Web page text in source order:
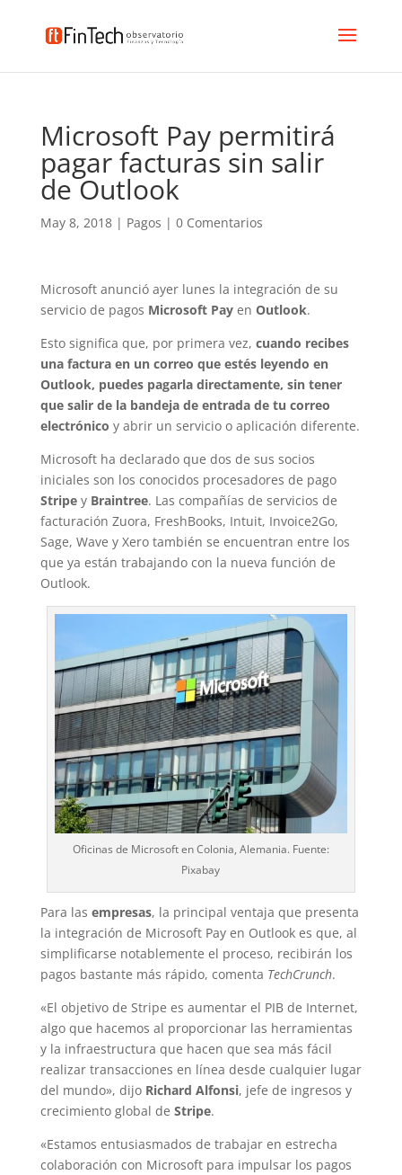
Microsoft Pay permitirá
pagar facturas sin salir
de Outlook
May 8, 2018| Pagos | 0 Comentarios
Microsoft anunció ayer lunes la integración de su
servicio de pagos Microsoft Payen Outlook.
Esto significa que, por primera vez, cuando recibes
una factura en un correo que estés leyendo en
Outlook, puedes pagarla directamente, sin tener
que salir de la bandeja de entrada de tu correo
electrónico y abrir un servicio o aplicación diferente.
Microsoft ha declarado que dos de sus socios
iniciales son los conocidos procesadores de pago
Stripey Braintree. Las compañías de servicios de
facturación Zuora, FreshBooks, Intuit, Invoice2Go,
Sage, Wave y Xero también se encuentran entre los
que ya están trabajando con la nueva función de
Outlook.
Oficinas de Microsoft en Colonia, Alemania. Fuente:
Pixabay
Para las empresas, la principal ventaja que presenta
la integración de Microsoft Pay en Outlook es que, al
simplificarse notablemente el proceso, recibirán los
pagos bastante más rápido, comenta TechCrunch.
«El objetivo de Stripe es aumentar el PIB de Internet,
algo que hacemos al proporcionar las herramientas
y la infraestructura que hacen que sea más fácil
realizar transacciones en línea desde cualquier lugar
del mundo», dijo Richard Alfonsi, jefe de ingresos y
crecimiento global de Stripe.
«Estamos entusiasmados de trabajar en estrecha
colaboración con Microsoft para impulsar los pagos